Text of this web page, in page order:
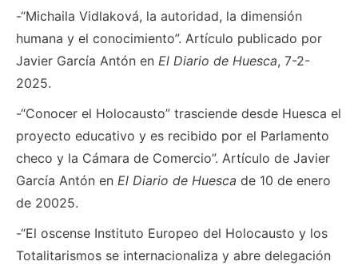
-“Michaila Vidlaková, la autoridad, la dimensión
humana y el conocimiento”. Artículo publicado por
Javier García Antón en El Diario de Huesca, 7-2-
2025.
-“Conocer el Holocausto” trasciende desde Huesca el
proyecto educativo y es recibido por el Parlamento
checo y la Cámara de Comercio”. Artículo de Javier
García Antón en El Diario de Huesca de 10 de enero
de 20025.
-“El oscense Instituto Europeo del Holocausto y los
Totalitarismos se internacionaliza y abre delegación